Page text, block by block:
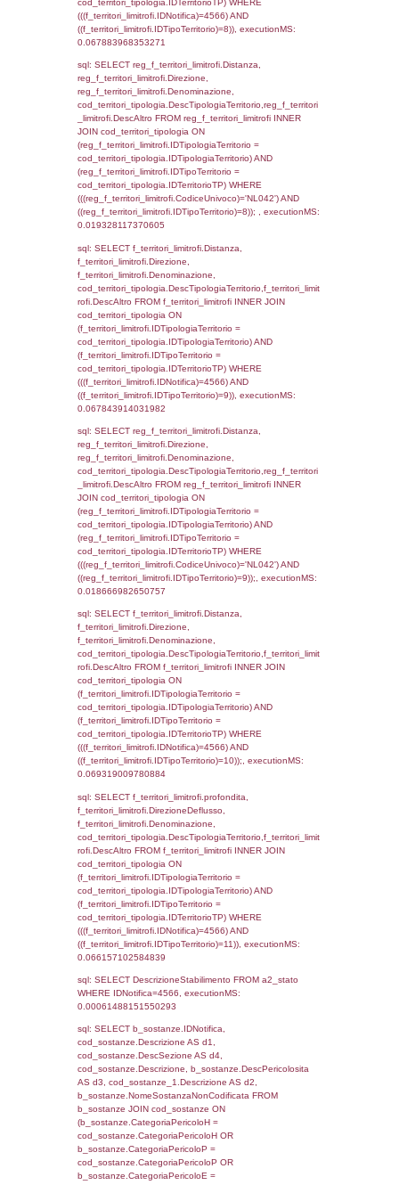
sql: SELECT f_territori_limitrofi.Distanza,
f_territori_limitrofi.Direzione,
f_territori_limitrofi.Denominazione,
f_territori_limitrofi.DescAltro,
f_territori_limitrofi INNER JOIN
(f_territori_limitrofi.IDTipologiaTerritorio =
cod_territori_tipologia.IDTipologiaTerritorio)
(f_territori_limitrofi.IDTipoTerritorio =
cod_territori_tipologia.IDTerritorioTP)
(((f_territori_limitrofi.IDNotifica)=4566) AND
((f_territori_limitrofi.IDTipoTerritorio)=2)),
0.068356037139893
sql: SELECT f_territori_limitrofi.Distanza,
f_territori_limitrofi.Direzione,
f_territori_limitrofi.Denominazione,
f_territori_limitrofi.DescAltro FROM
JOIN cod_territori_tipologia ON
(f_territori_limitrofi.IDTipologiaTerritorio =
cod_territori_tipologia.IDTipologiaTerritorio)
(f_territori_limitrofi.IDTipoTerritorio =
cod_territori_tipologia.IDTerritorioTP)
(((f_territori_limitrofi.IDNotifica)=4566) AND
((f_territori_limitrofi.IDTipoTerritorio)=3)),
0.069873094558716
sql: SELECT f_territori_limitrofi.Distanza,
f_territori_limitrofi.Direzione,
f_territori_limitrofi.Denominazione,
rofi.DescAltro FROM f_territori_limitrofi
cod_territori_tipologia ON
(f_territori_limitrofi.IDTipologiaTerritorio =
cod_territori_tipologia.IDTipologiaTerritorio)
(f_territori_limitrofi.IDTipoTerritorio =
cod_territori_tipologia.IDTerritorioTP)
(((f_territori_limitrofi.IDNotifica)=4566) AND
((f_territori_limitrofi.IDTipoTerritorio)=4)),
0.071544885635376
sql: SELECT f_territori_limitrofi.Distanza,
f_territori_limitrofi.Direzione,
f_territori_limitrofi.Denominazione,
f_territori_limitrofi.DescAltro FROM
JOIN cod_territori_tipologia ON
(f_territori_limitrofi.IDTipologiaTerritorio =
cod_territori_tipologia.IDTipologiaTerritorio)
(f_territori_limitrofi.IDTipoTerritorio =
cod_territori_tipologia.IDTerritorioTP)
(((f_territori_limitrofi.IDNotifica)=4566) AND
((f_territori_limitrofi.IDTipoTerritorio)=5)),
0.070237874984741
sql: SELECT f_territori_limitrofi.Distanza,
f_territori_limitrofi.Direzione,